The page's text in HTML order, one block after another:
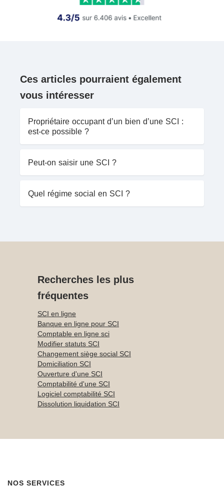
Ces articles pourraient également
vous intéresser
Propriétaire occupant d’un bien d’une SCI :
est-ce possible ?
Peut-on saisir une SCI ?
Quel régime social en SCI ?
Recherches les plus
fréquentes
SCI en ligne
Banque en ligne pour SCI
Comptable en ligne sci
Modifier statuts SCI
Changement siège social SCI
Domiciliation SCI
Ouverture d'une SCI
Comptabilité d'une SCI
Logiciel comptabilité SCI
Dissolution liquidation SCI
NOS SERVICES